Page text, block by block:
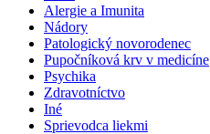
Alergie a Imunita
Nádory
Patologický novorodenec
Pupočníková krv v medicíne
Psychika
Zdravotníctvo
Iné
Sprievodca liekmi